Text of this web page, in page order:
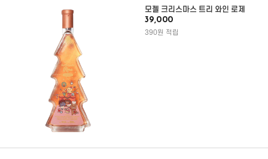
모젤 크리스마스 트리 와인 로제
39,000
390원 적립